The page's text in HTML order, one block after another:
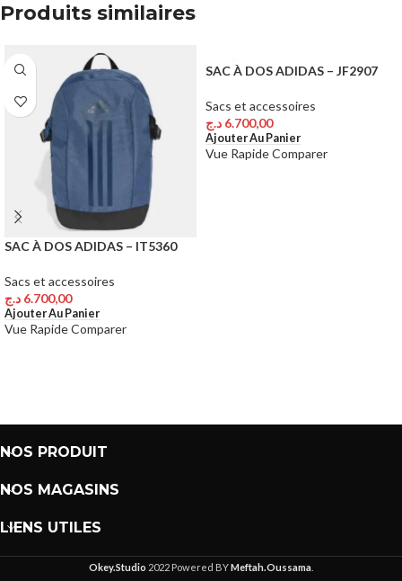
Produits similaires
SAC À DOS ADIDAS – IT5360
Sacs et accessoires
6.700,00 د.ج
Ajouter Au Panier
Vue RapideComparer
SAC À DOS ADIDAS – JF2907
Sacs et accessoires
6.700,00 د.ج
Ajouter Au Panier
Vue RapideComparer
NOS PRODUIT
NOS MAGASINS
LIENS UTILES
Okey.Studio 2022 Powered BYMeftah.Oussama